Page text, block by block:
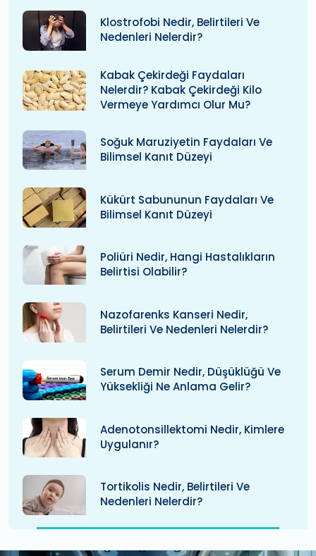
Klostrofobi Nedir, Belirtileri Ve
Nedenleri Nelerdir?
Kabak Çekirdeği Faydaları
Nelerdir? Kabak Çekirdeği Kilo
Vermeye Yardımcı Olur Mu?
Soğuk Maruziyetin Faydaları Ve
Bilimsel Kanıt Düzeyi
Kükürt Sabununun Faydaları Ve
Bilimsel Kanıt Düzeyi
Poliüri Nedir, Hangi Hastalıkların
Belirtisi Olabilir?
Nazofarenks Kanseri Nedir,
Belirtileri Ve Nedenleri Nelerdir?
Serum Demir Nedir, Düşüklüğü Ve
Yüksekliği Ne Anlama Gelir?
Adenotonsillektomi Nedir, Kimlere
Uygulanır?
Tortikolis Nedir, Belirtileri Ve
Nedenleri Nelerdir?